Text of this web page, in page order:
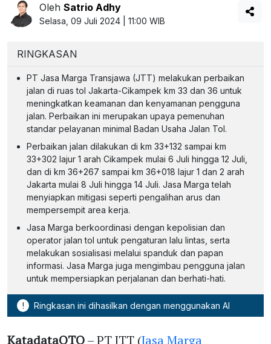
Oleh Satrio Adhy
Selasa, 09 Juli 2024 | 11:00 WIB
RINGKASAN
PT Jasa Marga Transjawa (JTT) melakukan perbaikan
jalan di ruas tol Jakarta-Cikampek km 33 dan 36 untuk
meningkatkan keamanan dan kenyamanan pengguna
jalan. Perbaikan ini merupakan upaya pemenuhan
standar pelayanan minimal Badan Usaha Jalan Tol.
Perbaikan jalan dilakukan di km 33+132 sampai km
33+302 lajur 1 arah Cikampek mulai 6 Juli hingga 12 Juli,
dan di km 36+267 sampai km 36+018 lajur 1 dan 2 arah
Jakarta mulai 8 Juli hingga 14 Juli. Jasa Marga telah
menyiapkan mitigasi seperti pengalihan arus dan
mempersempit area kerja.
Jasa Marga berkoordinasi dengan kepolisian dan
operator jalan tol untuk pengaturan lalu lintas, serta
melakukan sosialisasi melalui spanduk dan papan
informasi. Jasa Marga juga mengimbau pengguna jalan
untuk mempersiapkan perjalanan dan berhati-hati.
! Ringkasan ini dihasilkan dengan menggunakan AI
KatadataOTO– PT JTT (Jasa Marga